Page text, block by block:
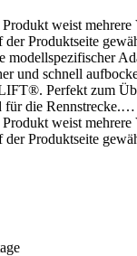
Produkt weist
Produktseite
modellspezifischer
und schnell
Perfekt zum
für die Rennstrecke.…
Produkt weist
Produktseite